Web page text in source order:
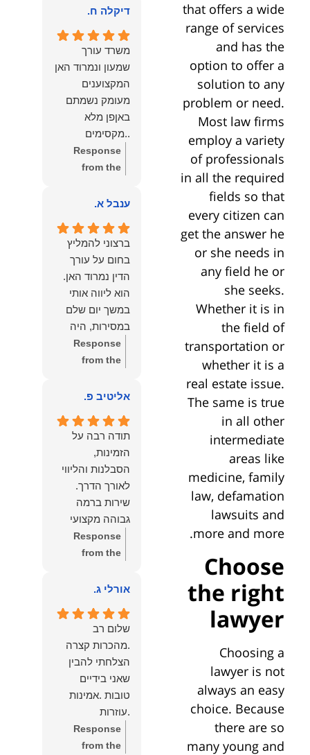
that offers a wide
range of services
and has the
option to offer a
solution to any
problem or need.
Most law firms
employ a variety
of professionals
in all the required
fields so that
every citizen can
get the answer he
or she needs in
any field he or
she seeks.
Whether it is in
the field of
transportation or
whether it is a
real estate issue.
The same is true
in all other
intermediate
areas like
medicine, family
law, defamation
lawsuits and
more and more.
Choose
the right
lawyer
Choosing a
lawyer is not
always an easy
choice. Because
there are so
many young and
דיקלה ח.
משרד עורך
שמעון ונמרוד האן
המקצוענים
מעומק נשמתם
באןפן מלא
..מקסימים
ונעימים אוזן
קשבת, ונונתנים
מלא ואמיתי..שפו
עליכם..אני
שמחה שאתם
איתי ותזכו לטוב
כפי
שאתם....תבורכו
ברכה והצלחה
וחיבוק ממני🙂😘
💓
Response
from the
רבה על המילים
והמרגשות.
שמחנו מאוד
לקרוא את
דברייך. אנו
מעריכים את
האמון שנתת בנו
ונמשיך לעמוד
לצידך וללוות
אותך במסירות.
הלב הרבה
הצלחה, ברכה
ובשורות טובות.
שמעון האן
משרד עורכי דין
ונוטריון
ענבל א.
ברצוני להמליץ
בחום על עורך
הדין נמרוד האן.
הוא ליווה אותי
במשך יום שלם
במסירות, היה
זמין לכל שאלה,
הכווין אותי בכל
תחושת ביטחון
התהליך.
המקצועיות,
הסבלנות,
היסודיות
והאכפתיות שלו
בלטו מהרגע
הראשון. הרגשתי
שיש לי על מי
לסמוך, ואני
הלב לכל מי
שמחפש עורך דין
מקצועי, אמין
ומסור.
Response
from the
הוא שלנו, נעמוד
ולשירותך בכל
עת גם בהמשך.
שמעון האן
משרד עורכי דין
ונוטריון
אליטיב פ.
תודה רבה על
הזמינות,
הסבלנות והליווי
שירות ברמה
גבוהה מקצועי
ואמין.
Response
from the
הוא שלנו.
אורלי ג.
שלום רב
.מהכרות קצרה
הצלחתי להבין
שאני בידיים
טובות .אמינות
.עוזרות
.ומקשיבות .אין לי
מילים להודות
Response
from the